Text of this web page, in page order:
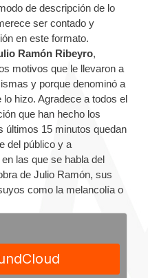
de descripción de lo
ser contado y
en este formato.
Ramón Ribeyro,
motivos que le llevaron a
y porque denominó a
hizo. Agradece a todos el
que han hecho los
últimos 15 minutos quedan
del público y a
las que se habla del
de Julio Ramón, sus
como la melancolía o